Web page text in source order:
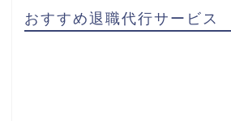
おすすめ退職代行サービス